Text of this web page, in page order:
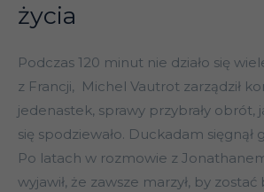
życia
Podczas 120 minut nie działo się
z Francji, Michel Vautrot zarządził
jedenastek, sprawy przybrały obrót,
się spodziewało. Duckadam sięgnął
Po latach w rozmowie z
wyjawił, że zawsze marzył, by